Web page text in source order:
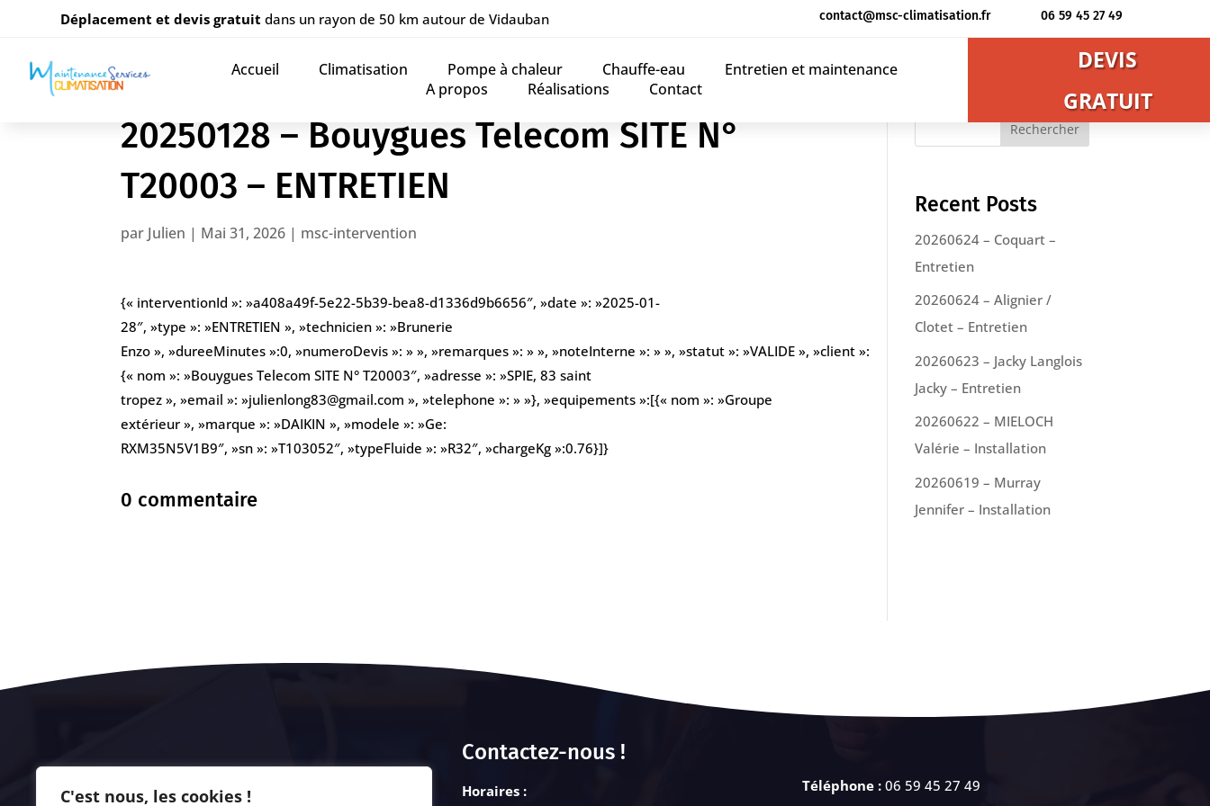
C'est nous, les cookies !
Déplacement et devis gratuitdans un rayon de 50 km autour de Vidauban contact@msc-climatisation.fr 06 59 45 27 49
Accueil Climatisation Pompe à chaleur Chauffe-eau
Entretien et maintenance
A propos
Réalisations Contact
DEVIS
GRATUIT
20250128 – Bouygues Telecom SITE N°
T20003 – ENTRETIEN
par Julien | Mai 31, 2026 | msc-intervention
{« interventionId »: »a408a49f-5e22-5b39-bea8-d1336d9b6656″, »date »: »2025-01-
28″, »type »: »ENTRETIEN », »technicien »: »Brunerie
Enzo », »dureeMinutes »:0, »numeroDevis »: » », »remarques »: » », »noteInterne »: » », »statut »: »VALIDE », »client »:
{« nom »: »Bouygues Telecom SITE N° T20003″, »adresse »: »SPIE, 83 saint
tropez », »email »: »julienlong83@gmail.com », »telephone »: » »}, »equipements »:[{« nom »: »Groupe
extérieur », »marque »: »DAIKIN », »modele »: »Ge:
RXM35N5V1B9″, »sn »: »T103052″, »typeFluide »: »R32″, »chargeKg »:0.76}]}
0 commentaire
Rechercher
Recent Posts
20260624 – Coquart –
Entretien
20260624 – Alignier /
Clotet – Entretien
20260623 – Jacky Langlois
Jacky – Entretien
20260622 – MIELOCH
Valérie – Installation
20260619 – Murray
Jennifer – Installation
Contactez-nous !
Horaires : Téléphone : 06 59 45 27 49